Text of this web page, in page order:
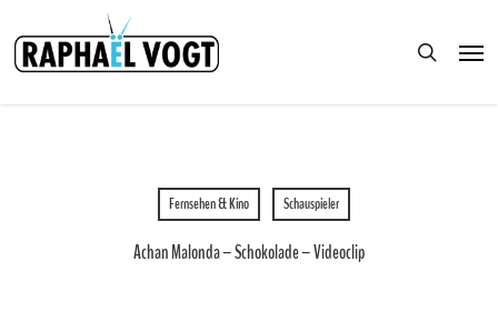
main
content
search
Fernsehen & Kino Schauspieler
Achan Malonda – Schokolade – Videoclip